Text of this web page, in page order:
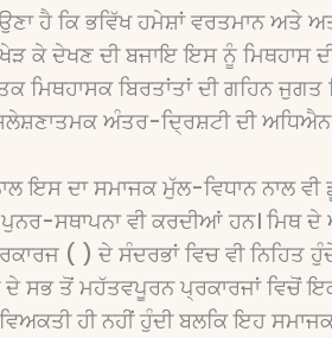
ਹੈ ਕਿ ਭਵਿੱਖ ਹਮੇਸ਼ਾਂ ਵਰਤਮਾਨ ਅਤੇ
ਕੇ ਦੇਖਣ ਦੀ ਬਜਾਇ ਇਸ ਨੂੰ ਮਿਥਹਾਸ
ਮਿਥਹਾਸਕ ਬਿਰਤਾਂਤਾਂ ਦੀ ਗਹਿਨ
ਅੰਤਰ-ਦਿ੍ਰਸ਼ਟੀ ਦੀ
ਦਾ ਸਮਾਜਕ ਮੁੱਲ-ਵਿਧਾਨ ਨਾਲ ਵੀ
ਸਥਾਪਨਾ ਵੀ ਕਰਦੀਆਂ ਹਨ।
( ) ਦੇ ਸੰਦਰਭਾਂ ਵਿਚ ਵੀ
ਦੇ ਸਭ ਤੋਂ ਮਹੱਤਵਪੂਰਨ ਪ੍ਰਕਾਰਜਾਂ ਵਿਚੋਂ
ਹੀ ਨਹੀਂ ਹੁੰਦੀ ਬਲਕਿ ਇਹ